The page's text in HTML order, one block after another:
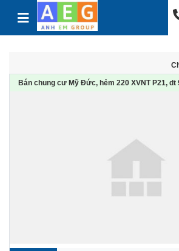
Skip to content Công Ty
Bán chung cư Mỹ Đức, hẻm 220 XVNT P21, dt